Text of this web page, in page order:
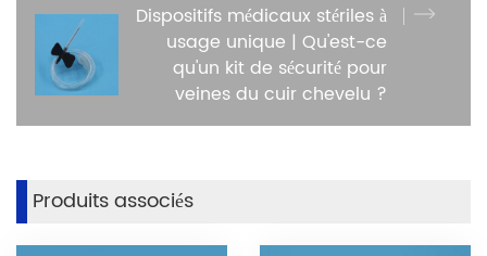
Dispositifs médicaux stériles à
usage unique | Qu'est-ce
qu'un kit de sécurité pour
veines du cuir chevelu ?
Produits associés